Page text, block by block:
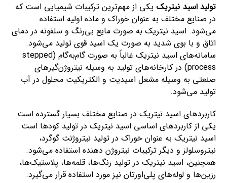
تولید اسید نیتریک یکی از مهم‌ترین ترکیبات شیمیایی است که
در صنایع مختلف به عنوان خوراک و ماده اولیه استفاده
می‌شود. اسید نیتریک به صورت مایع بی‌رنگ و سلفونه در دمای
اتاق و با بوی شدید به صورت یک اسید قوی تولید می‌شود.
سامانه‌های اسید نیتریک غالباً به صورت گام‌به‌گام (stepped
process) در کارخانه‌های تولید به وسیله نیتروژن‌گیرهای
صنعتی به وسیله مشعل اسیدیت و الکتریکیت محلول در آب
تولید می‌شود.
کاربرد‌های اسید نیتریک در صنایع مختلف بسیار گسترده است.
یکی از کاربردهای اساسی اسید نیتریک در تولید کودها است.
اسید نیتریک به عنوان خوراک در تولید نیتروژنت گوگرد،
نیتروسلولز و دیگر ترکیبات نیتروژن دهنده استفاده می‌شود.
همچنین، اسید نیتریک در تولید رنگ‌ها، قلمه‌ها، پلاستیک‌ها،
رزین‌ها و لوله‌های پلی‌اورتان نیز مورد استفاده قرار می‌گیرد.